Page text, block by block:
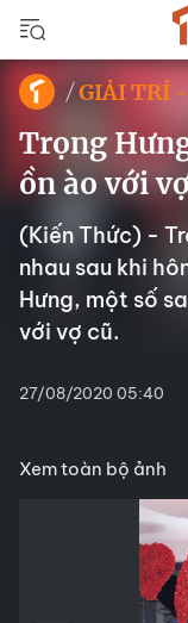
GIẢI TRÍ
Trọng
ồn ào với
(Kiến Thức) -
nhau sau khi
Hưng, một số
với vợ cũ.
27/08/2020 05:40
Xem toàn bộ ảnh